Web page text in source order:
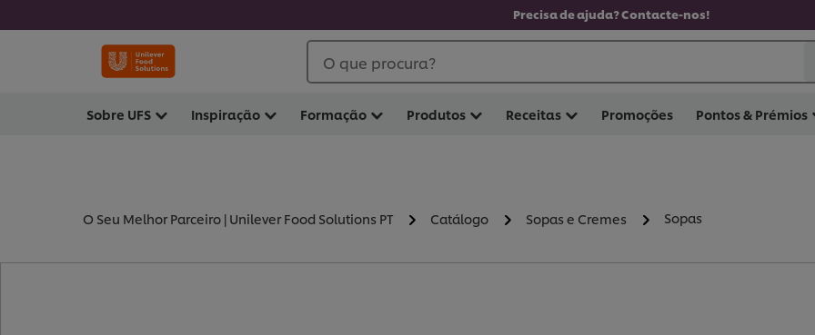
Precisa de ajuda? Contacte-nos!
O que procura?
Sobre UFS Inspiração Formação Produtos Receitas Promoções Pontos & Prémios
O Seu Melhor Parceiro | Unilever Food Solutions PT Catálogo Sopas e Cremes Sopas